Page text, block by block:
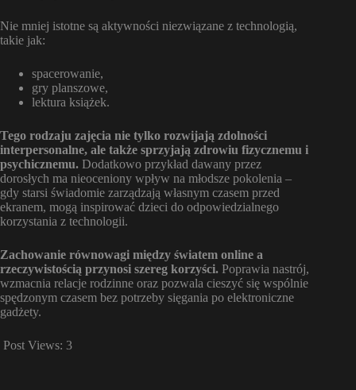
Nie mniej istotne są aktywności niezwiązane z technologią,
takie jak:
spacerowanie,
gry planszowe,
lektura książek.
Tego rodzaju zajęcia nie tylko rozwijają zdolności
interpersonalne, ale także sprzyjają zdrowiu fizycznemu i
psychicznemu. Dodatkowo przykład dawany przez
dorosłych ma nieoceniony wpływ na młodsze pokolenia –
gdy starsi świadomie zarządzają własnym czasem przed
ekranem, mogą inspirować dzieci do odpowiedzialnego
korzystania z technologii.
Zachowanie równowagi między światem online a
rzeczywistością przynosi szereg korzyści. Poprawia nastrój,
wzmacnia relacje rodzinne oraz pozwala cieszyć się wspólnie
spędzonym czasem bez potrzeby sięgania po elektroniczne
gadżety.
Post Views: 3